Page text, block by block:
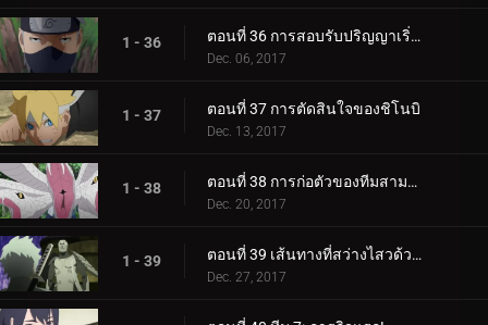
1 - 36 ตอนที่ 36 การสอบรับปริญญาเริ่มต้นขึ้นแล้ว!
Dec. 06, 2017
1 - 37 ตอนที่ 37 การตัดสินใจของชิโนบิ
Dec. 13, 2017
1 - 38 ตอนที่ 38 การก่อตัวของทีมสามคน?
Dec. 20, 2017
1 - 39 ตอนที่ 39 เส้นทางที่สว่างไสวด้วยพระจันทร์เต็มดวง
Dec. 27, 2017